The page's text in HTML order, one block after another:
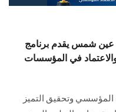
عين شمس يقدم برنامج
والاعتماد في المؤسسات
المؤسسي وتحقيق التميز